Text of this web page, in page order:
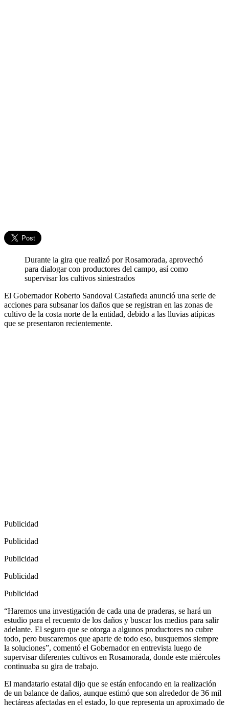
Durante la gira que realizó por Rosamorada, aprovechó
para dialogar con productores del campo, así como
supervisar los cultivos siniestrados
El Gobernador Roberto Sandoval Castañeda anunció una serie de
acciones para subsanar los daños que se registran en las zonas de
cultivo de la costa norte de la entidad, debido a las lluvias atípicas
que se presentaron recientemente.
Publicidad
Publicidad
Publicidad
Publicidad
Publicidad
“Haremos una investigación de cada una de praderas, se hará un
estudio para el recuento de los daños y buscar los medios para salir
adelante. El seguro que se otorga a algunos productores no cubre
todo, pero buscaremos que aparte de todo eso, busquemos siempre
la soluciones”, comentó el Gobernador en entrevista luego de
supervisar diferentes cultivos en Rosamorada, donde este miércoles
continuaba su gira de trabajo.
El mandatario estatal dijo que se están enfocando en la realización
de un balance de daños, aunque estimó que son alrededor de 36 mil
hectáreas afectadas en el estado, lo que representa un aproximado de